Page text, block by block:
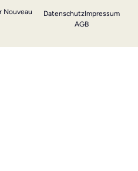
Nouveau
DatenschutzImpressum
AGB